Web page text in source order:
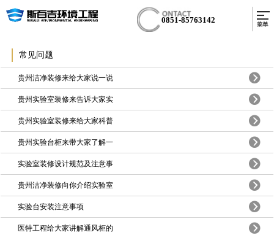
0851-85763142
常见问题
贵州洁净装修来给大家说一说
贵州实验室装修来告诉大家实
贵州实验室装修来给大家科普
贵州实验台柜来带大家了解一
实验室装修设计规范及注意事
贵州洁净装修向你介绍实验室
实验台安装注意事项
医特工程给大家讲解通风柜的